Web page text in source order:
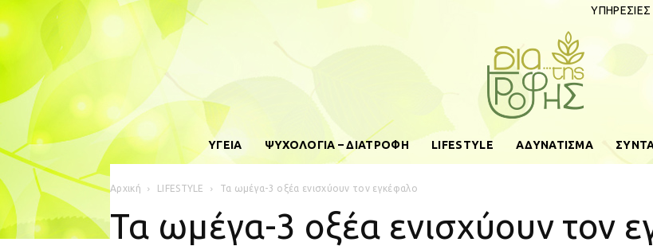
ΥΠΗΡΕΣΙΕΣ
ΥΓΕΙΑ ΨΥΧΟΛΟΓΙΑ – ΔΙΑΤΡΟΦΗ LIFESTYLE ΑΔΥΝΑΤΙΣΜΑ
Αρχική LIFESTYLE Τα ωμέγα-3 οξέα ενισχύουν τον εγκέφαλο
Τα ωμέγα-3 οξέα ενισχύουν τον